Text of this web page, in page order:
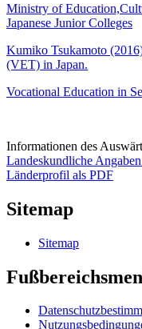
Ministry of
Japanese Junior Colleges
Kumiko Tsukamoto
(VET) in Japan.
Vocational Education in
Informationen des
Landeskundliche
Länderprofil als PDF
Sitemap
Sitemap